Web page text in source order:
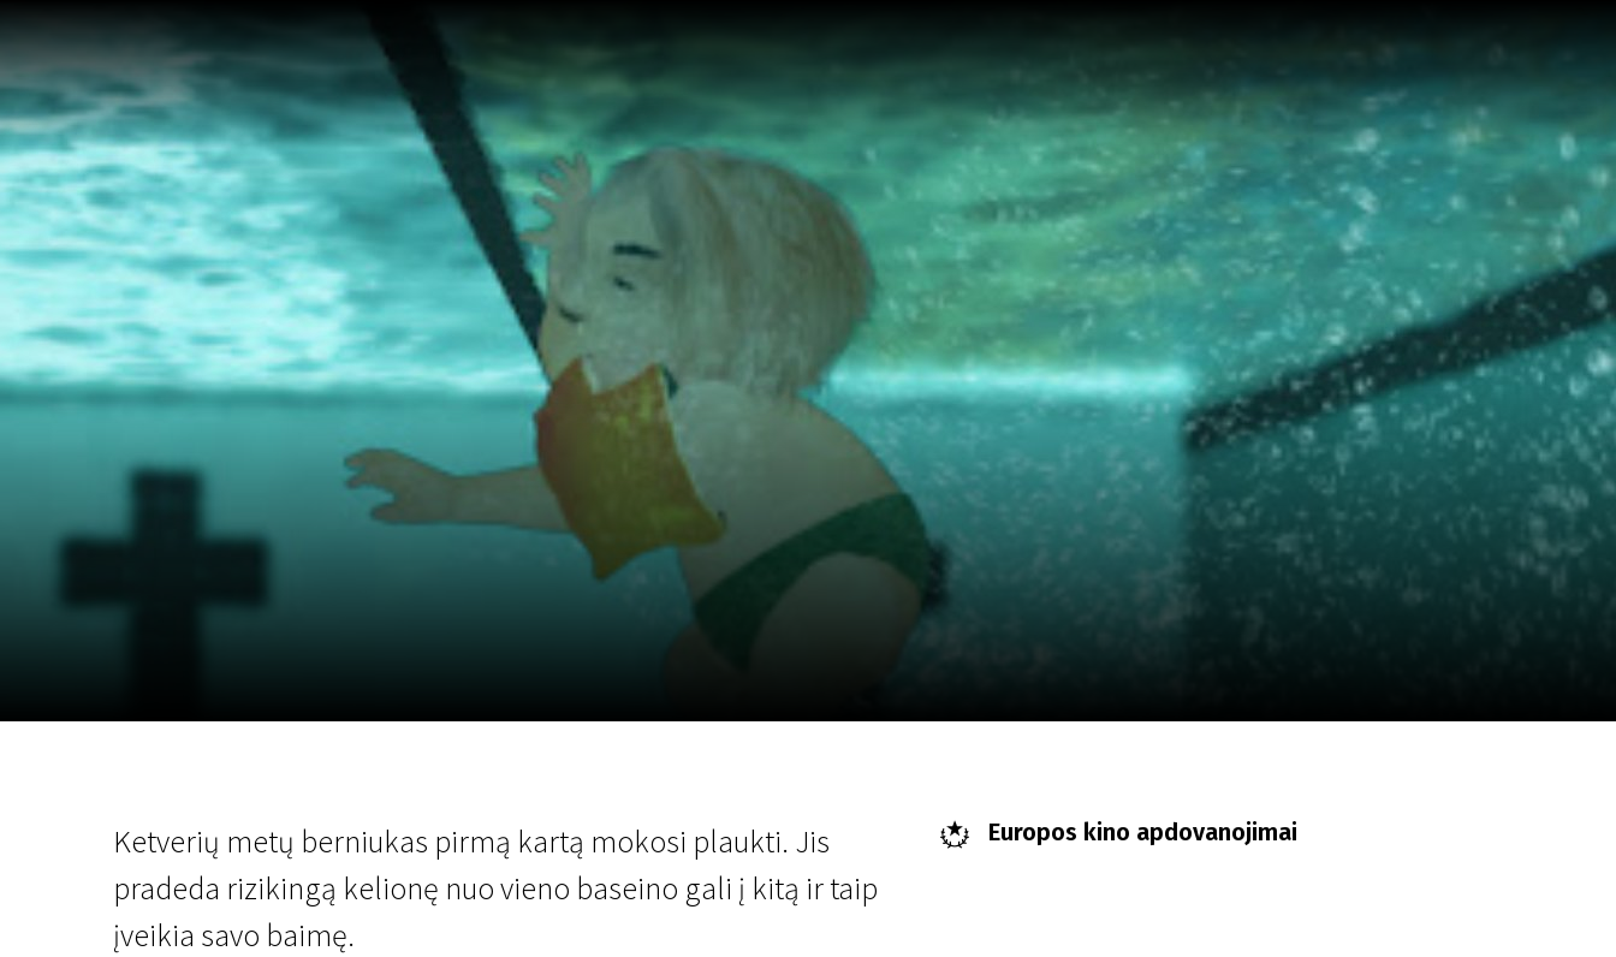
Ketverių metų berniukas pirmą kartą mokosi plaukti. Jis
pradeda rizikingą kelionę nuo vieno baseino gali į kitą ir taip
įveikia savo baimę.
Europos kino apdovanojimai